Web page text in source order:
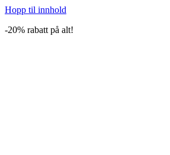
Hopp til innhold
-20% rabatt på alt!